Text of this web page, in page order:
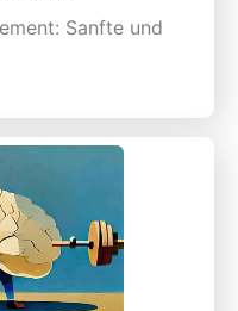
Sanfte und